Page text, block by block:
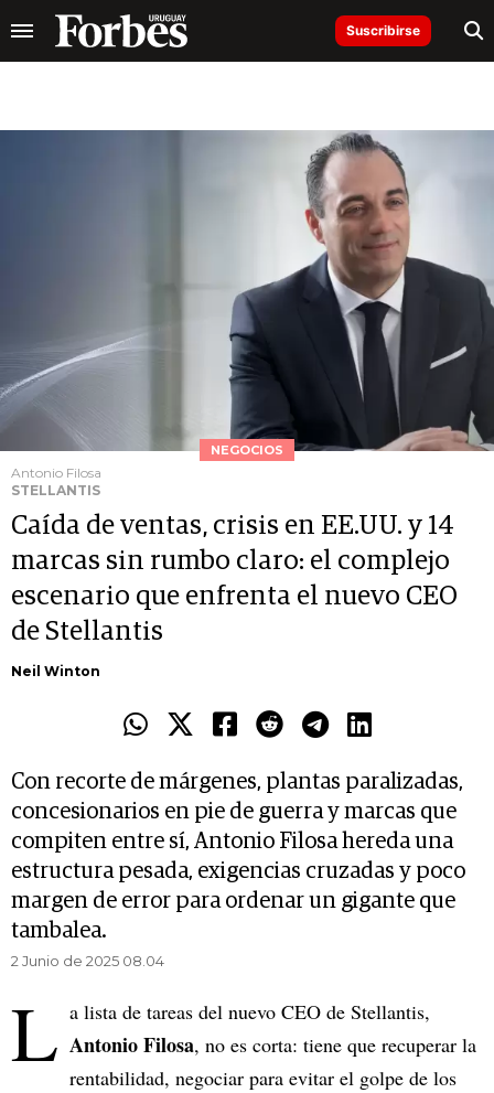
Suscribirse
NEGOCIOS
Antonio Filosa
STELLANTIS
Caída de ventas, crisis en EE.UU. y 14
marcas sin rumbo claro: el complejo
escenario que enfrenta el nuevo CEO
de Stellantis
Neil Winton
Con recorte de márgenes, plantas paralizadas,
concesionarios en pie de guerra y marcas que
compiten entre sí, Antonio Filosa hereda una
estructura pesada, exigencias cruzadas y poco
margen de error para ordenar un gigante que
tambalea.
2 Junio de 2025 08.04
L a lista de tareas del nuevo CEO de Stellantis,
Antonio Filosa, no es corta: tiene que recuperar la
rentabilidad, negociar para evitar el golpe de los